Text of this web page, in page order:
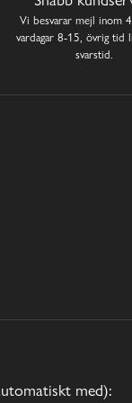
Vi besvarar mejl inom
vardagar 8-15, övrig tid
svarstid.
med):